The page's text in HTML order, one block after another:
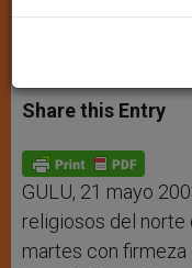
a
t
s
p
p
s
s
e
g
e
c
e
b
o
k
i
Share this Entry
GULU, 21 mayo
religiosos del norte
martes con